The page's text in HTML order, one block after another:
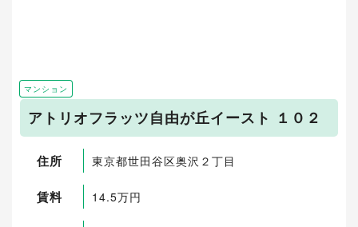
マンション
アトリオフラッツ自由が丘イースト １０２
住所 東京都世田谷区奥沢２丁目
賃料 14.5万円